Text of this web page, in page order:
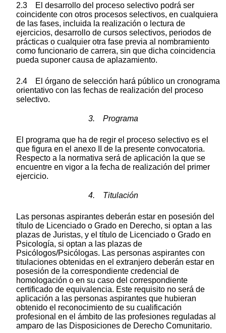
2.3 El desarrollo del proceso selectivo podrá ser
coincidente con otros procesos selectivos, en cualquiera
de las fases, incluida la realización o lectura de
ejercicios, desarrollo de cursos selectivos, periodos de
prácticas o cualquier otra fase previa al nombramiento
como funcionario de carrera, sin que dicha coincidencia
pueda suponer causa de aplazamiento.
2.4 El órgano de selección hará público un cronograma
orientativo con las fechas de realización del proceso
selectivo.
3. Programa
El programa que ha de regir el proceso selectivo es el
que figura en el anexo II de la presente convocatoria.
Respecto a la normativa será de aplicación la que se
encuentre en vigor a la fecha de realización del primer
ejercicio.
4. Titulación
Las personas aspirantes deberán estar en posesión del
título de Licenciado o Grado en Derecho, si optan a las
plazas de Juristas, y el título de Licenciado o Grado en
Psicología, si optan a las plazas de
Psicólogos/Psicólogas. Las personas aspirantes con
titulaciones obtenidas en el extranjero deberán estar en
posesión de la correspondiente credencial de
homologación o en su caso del correspondiente
certificado de equivalencia. Este requisito no será de
aplicación a las personas aspirantes que hubieran
obtenido el reconocimiento de su cualificación
profesional en el ámbito de las profesiones reguladas al
amparo de las Disposiciones de Derecho Comunitario.